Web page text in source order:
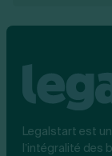
Legalstart est
l’intégralité des